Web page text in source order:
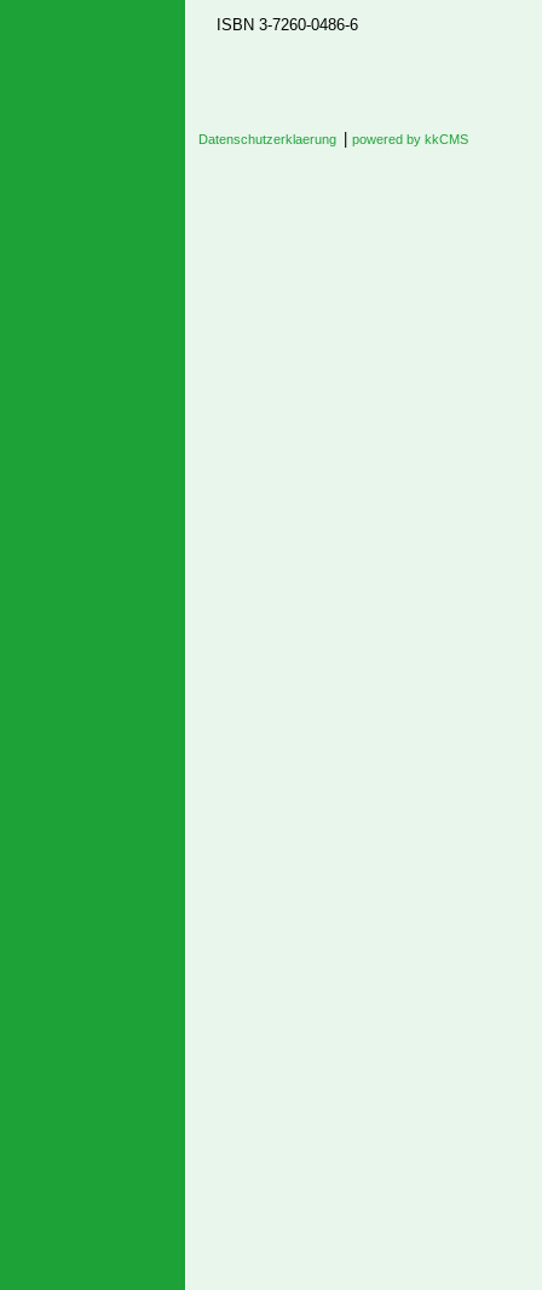
ISBN 3-7260-0486-6
Datenschutzerklaerung powered by kkCMS